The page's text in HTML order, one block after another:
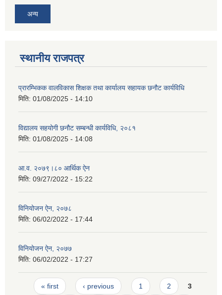
अन्य
स्थानीय राजपत्र
प्रारम्भिकक वालविकास शिक्षक तथा कार्यालय सहायक छनौट कार्यविधि
मिति: 01/08/2025 - 14:10
विद्यालय सहयोगी छनौट सम्बन्धी कार्यविधि, २०८१
मिति: 01/08/2025 - 14:08
आ.व. २०७९।८० आर्थिक ऐन
मिति: 09/27/2022 - 15:22
विनियोजन ऐन, २०७८
मिति: 06/02/2022 - 17:44
विनियोजन ऐन, २०७७
मिति: 06/02/2022 - 17:27
Pages
« first ‹ previous 1 2 3